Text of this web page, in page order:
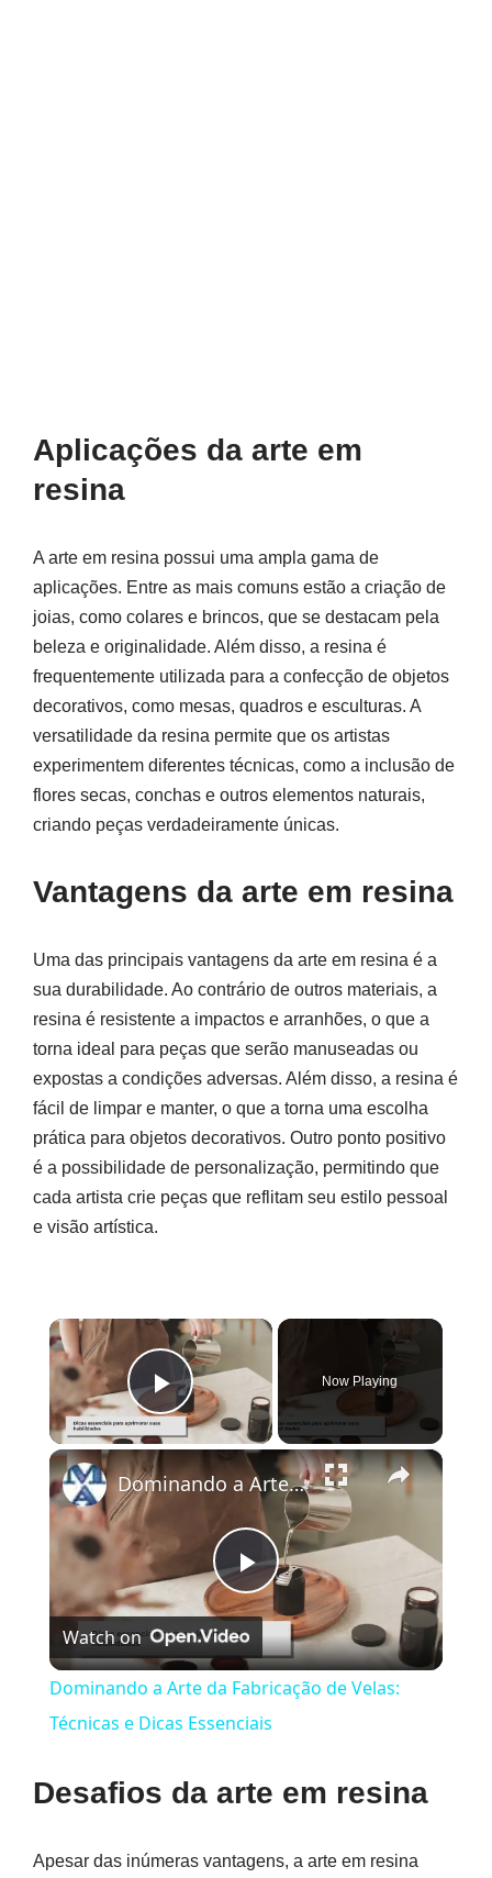
Aplicações da arte em
resina
A arte em resina possui uma ampla gama de
aplicações. Entre as mais comuns estão a criação de
joias, como colares e brincos, que se destacam pela
beleza e originalidade. Além disso, a resina é
frequentemente utilizada para a confecção de objetos
decorativos, como mesas, quadros e esculturas. A
versatilidade da resina permite que os artistas
experimentem diferentes técnicas, como a inclusão de
flores secas, conchas e outros elementos naturais,
criando peças verdadeiramente únicas.
Vantagens da arte em resina
Uma das principais vantagens da arte em resina é a
sua durabilidade. Ao contrário de outros materiais, a
resina é resistente a impactos e arranhões, o que a
torna ideal para peças que serão manuseadas ou
expostas a condições adversas. Além disso, a resina é
fácil de limpar e manter, o que a torna uma escolha
prática para objetos decorativos. Outro ponto positivo
é a possibilidade de personalização, permitindo que
cada artista crie peças que reflitam seu estilo pessoal
e visão artística.
×
Play Video
Now Playing
×
Play
Video
Dominando a Arte da Fabricação de Velas: Técnicas e Dicas Essenciais
Watch on
Dominando a Arte da Fabricação de Velas:
Técnicas e Dicas Essenciais
Desafios da arte em resina
Apesar das inúmeras vantagens, a arte em resina